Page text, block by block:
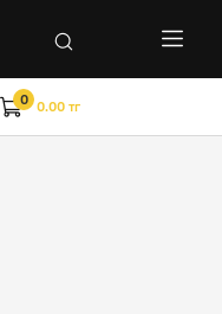
0 0.00 тг